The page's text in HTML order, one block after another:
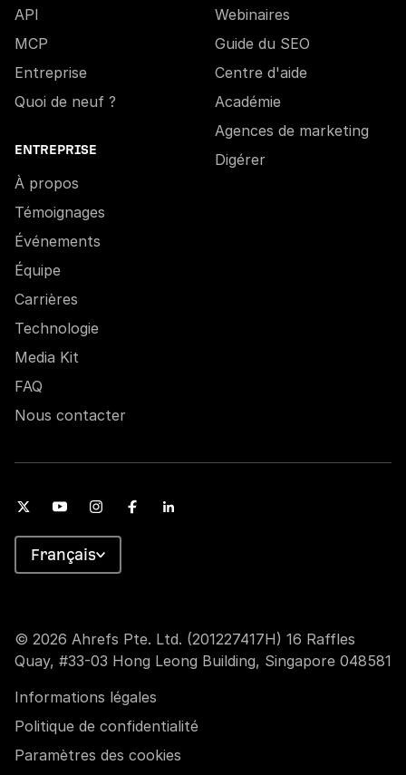
API
MCP
Entreprise
Quoi de neuf ?
ENTREPRISE
À propos
Témoignages
Événements
Équipe
Carrières
Technologie
Media Kit
FAQ
Nous contacter
Webinaires
Guide du SEO
Centre d'aide
Académie
Agences de marketing
Digérer
© 2026 Ahrefs Pte. Ltd. (201227417H) 16 Raffles
Quay, #33-03 Hong Leong Building, Singapore 048581
Informations légales
Politique de confidentialité
Paramètres des cookies
Français